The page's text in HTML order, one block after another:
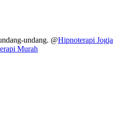
undang. @Hipnoterapi Jogja